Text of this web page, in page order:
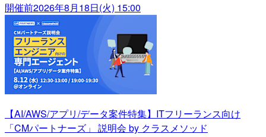
開催前2026年8月18日(火) 15:00
【AI/AWS/アプリ/データ案件特集】ITフリーランス向け
「CMパートナーズ」 説明会 by クラスメソッド